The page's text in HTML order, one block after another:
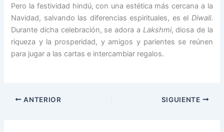
Pero la festividad hindú, con una estética más cercana a la
Navidad, salvando las diferencias espirituales, es el Diwali.
Durante dicha celebración, se adora a Lakshmi, diosa de la
riqueza y la prosperidad, y amigos y parientes se reúnen
para jugar a las cartas e intercambiar regalos.
ANTERIOR SIGUIENTE